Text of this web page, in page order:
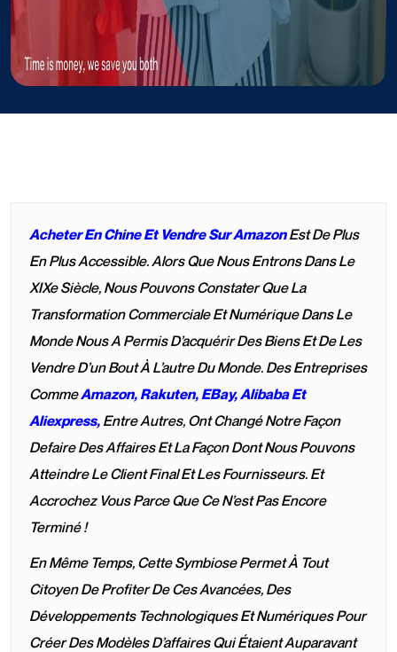
Acheter En Chine Et Vendre Sur AmazonEst De Plus
En Plus Accessible. Alors Que Nous Entrons Dans Le
XIXe Siècle, Nous Pouvons Constater Que La
Transformation Commerciale Et Numérique Dans Le
Monde Nous A Permis D’acquérir Des Biens Et De Les
Vendre D’un Bout À L’autre Du Monde. Des Entreprises
CommeAmazon, Rakuten, EBay, Alibaba Et
Aliexpress, Entre Autres, Ont Changé Notre Façon
Defaire Des Affaires Et La Façon Dont Nous Pouvons
Atteindre Le Client Final Et Les Fournisseurs. Et
Accrochez Vous Parce Que Ce N’est Pas Encore
Terminé !
En Même Temps, Cette Symbiose Permet À Tout
Citoyen De Profiter De Ces Avancées, Des
Développements Technologiques Et Numériques Pour
Créer Des Modèles D’affaires Qui Étaient Auparavant